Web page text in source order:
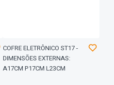
COFRE ELETRÔNICO ST17 -
DIMENSÕES EXTERNAS:
A17CM P17CM L23CM